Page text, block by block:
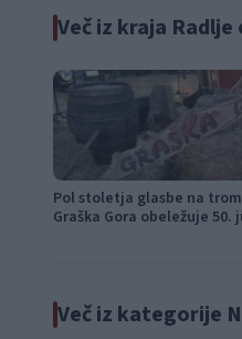
Več iz kraja Radlje
Pol stoletja glasbe na
Graška Gora obeležuje
Več iz kategorije